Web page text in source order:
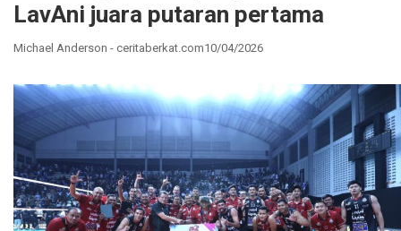
LavAni juara putaran pertama
Michael Anderson - ceritaberkat.com10/04/2026